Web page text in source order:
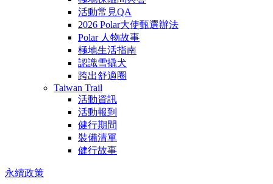
活動常見QA
2026 Polar大使甄選辦法
Polar 人物故事
極地生活指南
認識雪撬犬
跨出舒適圈
Taiwan Trail
活動資訊
活動報到
健行期間
裝備清單
健行故事
永續政策